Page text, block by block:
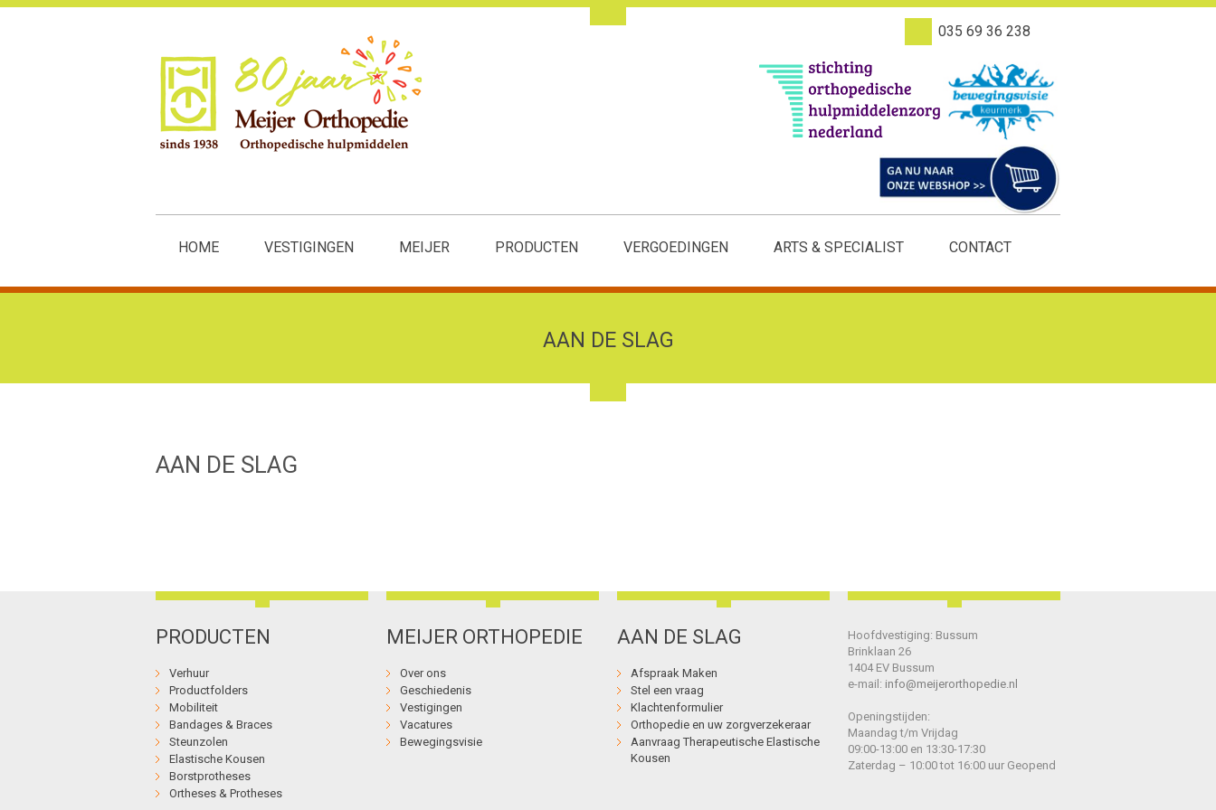
035 69 36 238
HOME VESTIGINGEN MEIJER PRODUCTEN VERGOEDINGEN ARTS & SPECIALIST CONTACT
AAN DE SLAG
AAN DE SLAG
PRODUCTEN
Verhuur
Productfolders
Mobiliteit
Bandages & Braces
Steunzolen
Elastische Kousen
Borstprotheses
Ortheses & Protheses
MEIJER ORTHOPEDIE
Over ons
Geschiedenis
Vestigingen
Vacatures
Bewegingsvisie
AAN DE SLAG
Afspraak Maken
Stel een vraag
Klachtenformulier
Orthopedie en uw zorgverzekeraar
Aanvraag Therapeutische Elastische
Kousen
Hoofdvestiging: Bussum
Brinklaan 26
1404 EV Bussum
e-mail: info@meijerorthopedie.nl
Openingstijden:
Maandag t/m Vrijdag
09:00-13:00 en 13:30-17:30
Zaterdag – 10:00 tot 16:00 uur Geopend